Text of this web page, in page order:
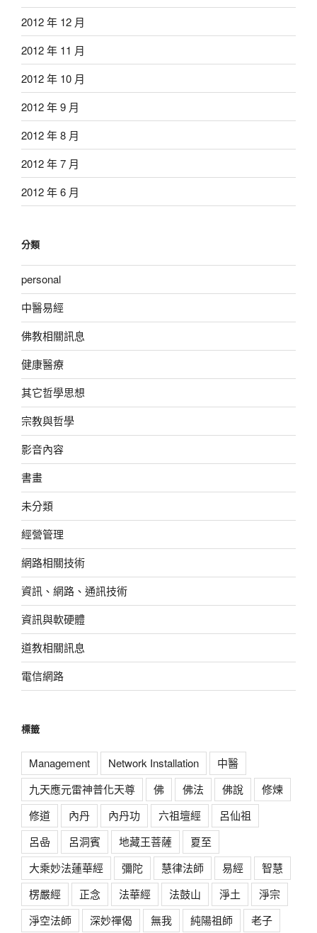
2012 年 12 月
2012 年 11 月
2012 年 10 月
2012 年 9 月
2012 年 8 月
2012 年 7 月
2012 年 6 月
分類
personal
中醫易經
佛教相關訊息
健康醫療
其它哲學思想
宗教與哲學
影音內容
書畫
未分類
經營管理
網路相關技術
資訊、網路、通訊技術
資訊與軟硬體
道教相關訊息
電信網路
標籤
Management Network Installation
中醫
九天應元雷神普化天尊
佛 佛法 佛說
修煉
修道
內丹 內丹功 六祖壇經
呂仙祖
呂喦
呂洞賓 地藏王菩薩
夏至
大乘妙法蓮華經
彌陀 慧律法師 易經
智慧
楞嚴經
正念 法華經 法鼓山 淨土
淨宗
淨空法師
深妙禪偈 無我 純陽祖師 老子